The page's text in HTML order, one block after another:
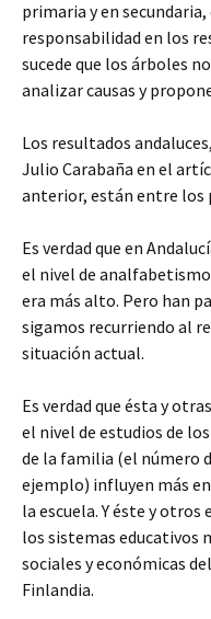
primaria y en
responsabilidad en los
sucede que los árboles
analizar causas y
Los resultados
Julio Carabaña en el
anterior, están entre los
Es verdad que en
el nivel de
era más alto. Pero han
sigamos recurriendo al
situación actual.
Es verdad que ésta y
el nivel de estudios de
de la familia (el número
ejemplo) influyen más
la escuela. Y éste y
los sistemas educativos
sociales y económicas
Finlandia.